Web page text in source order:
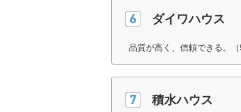
ダイワハウス
品質が高く、信頼できる。（
積水ハウス